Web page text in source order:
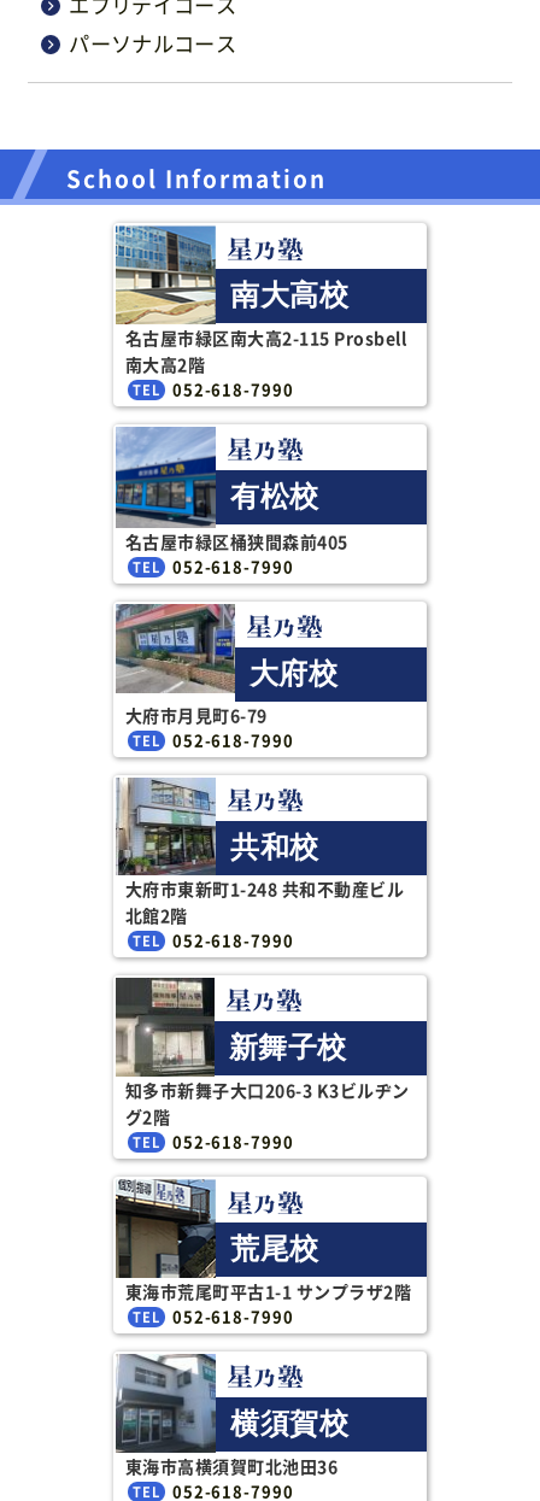
パーソナルコース
School Information
南大高校
名古屋市緑区南大高2-115 Prosbell
南大高2階
052-618-7990
有松校
名古屋市緑区桶狭間森前405
052-618-7990
大府校
大府市月見町6-79
052-618-7990
共和校
大府市東新町1-248 共和不動産ビル
北館2階
052-618-7990
新舞子校
知多市新舞子大口206-3 K3ビルヂン
グ2階
052-618-7990
荒尾校
東海市荒尾町平古1-1 サンプラザ2階
052-618-7990
横須賀校
東海市高横須賀町北池田36
052-618-7990